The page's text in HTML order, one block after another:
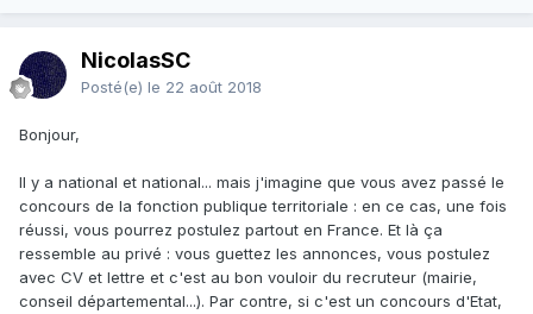
NicolasSC
Posté(e) le 22 août 2018
Bonjour,
Il y a national et national... mais j'imagine que vous avez passé le
concours de la fonction publique territoriale : en ce cas, une fois
réussi, vous pourrez postulez partout en France. Et là ça
ressemble au privé : vous guettez les annonces, vous postulez
avec CV et lettre et c'est au bon vouloir du recruteur (mairie,
conseil départemental...). Par contre, si c'est un concours d'Etat,